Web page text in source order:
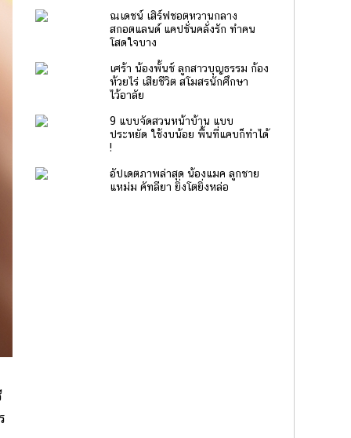
ณเดชน์ เสิร์ฟชอตหวานกลาง
สกอตแลนด์ แคปชั่นคลั่งรัก ทำคน
โสดใจบาง
เศร้า น้องพั้นช์ ลูกสาวบุญธรรม ก้อง
ห้วยไร่ เสียชีวิต สโมสรนักศึกษา
ไว้อาลัย
9 แบบจัดสวนหน้าบ้าน แบบ
ประหยัด ใช้งบน้อย พื้นที่แคบก็ทำได้
!
อัปเดตภาพล่าสุด น้องแมค ลูกชาย
แหม่ม คัทลียา ยิ่งโตยิ่งหล่อ